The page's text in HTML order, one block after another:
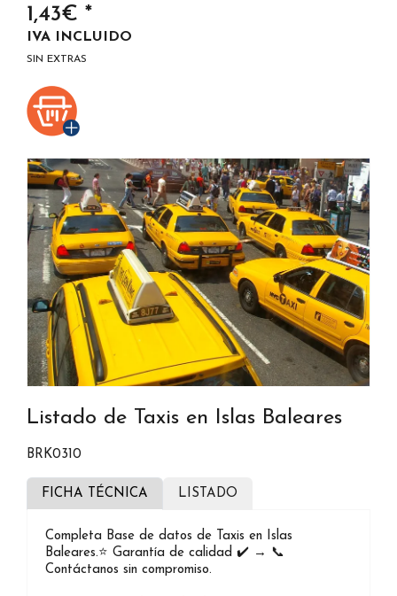
1,43€ *
IVA INCLUIDO
SIN EXTRAS
Listado de Taxis en Islas Baleares
BRK0310
FICHA TÉCNICA LISTADO
Completa Base de datos de Taxis en Islas
Baleares.⭐️ Garantía de calidad ✔️ → 📞
Contáctanos sin compromiso.